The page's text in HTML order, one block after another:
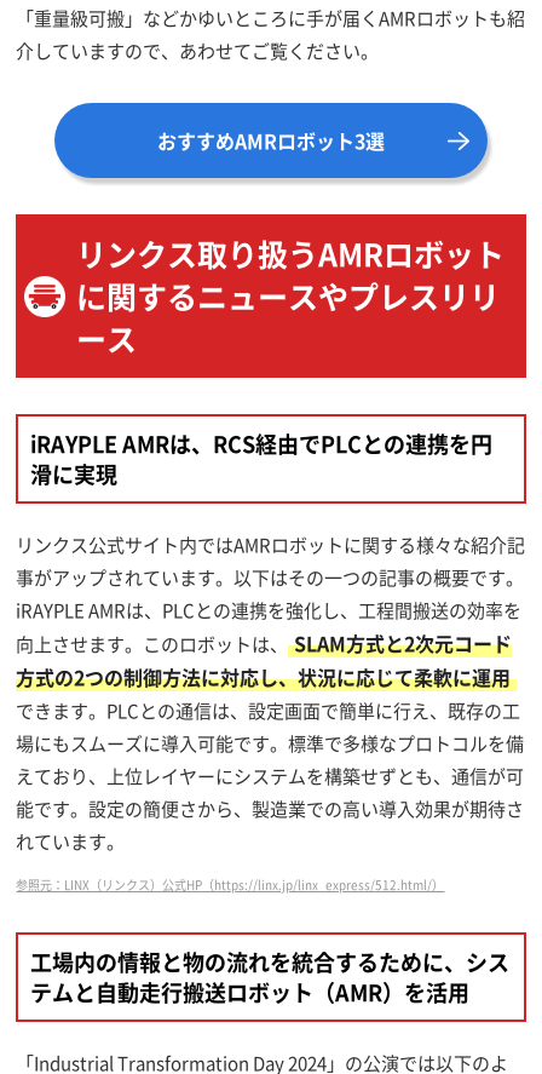
「重量級可搬」などかゆいところに手が届くAMRロボットも紹
介していますので、あわせてご覧ください。
おすすめAMRロボット3選
リンクス取り扱うAMRロボット
に関するニュースやプレスリリ
ース
iRAYPLE AMRは、RCS経由でPLCとの連携を円
滑に実現
リンクス公式サイト内ではAMRロボットに関する様々な紹介記
事がアップされています。以下はその一つの記事の概要です。
iRAYPLE AMRは、PLCとの連携を強化し、工程間搬送の効率を
向上させます。このロボットは、 SLAM方式と2次元コード
方式の2つの制御方法に対応し、状況に応じて柔軟に運用
できます。PLCとの通信は、設定画面で簡単に行え、既存の工
場にもスムーズに導入可能です。標準で多様なプロトコルを備
えており、上位レイヤーにシステムを構築せずとも、通信が可
能です。設定の簡便さから、製造業での高い導入効果が期待さ
れています。
参照元：LINX（リンクス）公式HP（https://linx.jp/linx_express/512.html/）
工場内の情報と物の流れを統合するために、シス
テムと自動走行搬送ロボット（AMR）を活用
「Industrial Transformation Day 2024」の公演では以下のよ